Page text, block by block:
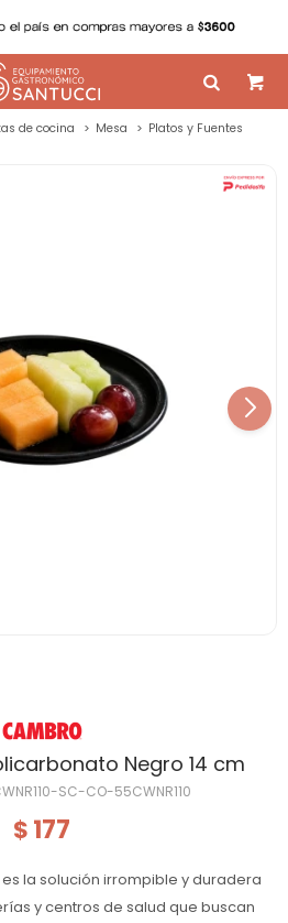
de cocina Mesa Platos y Fuentes
Negro 14 cm
SC-CO-55CWNR110
$ 177
la solución irrompible y duradera
y centros de salud que buscan